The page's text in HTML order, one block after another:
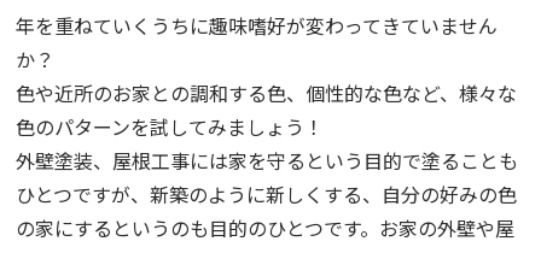
年を重ねていくうちに趣味嗜好が変わってきていません
か？
色や近所のお家との調和する色、個性的な色など、様々な
色のパターンを試してみましょう！
外壁塗装、屋根工事には家を守るという目的で塗ることも
ひとつですが、新築のように新しくする、自分の好みの色
の家にするというのも目的のひとつです。お家の外壁や屋